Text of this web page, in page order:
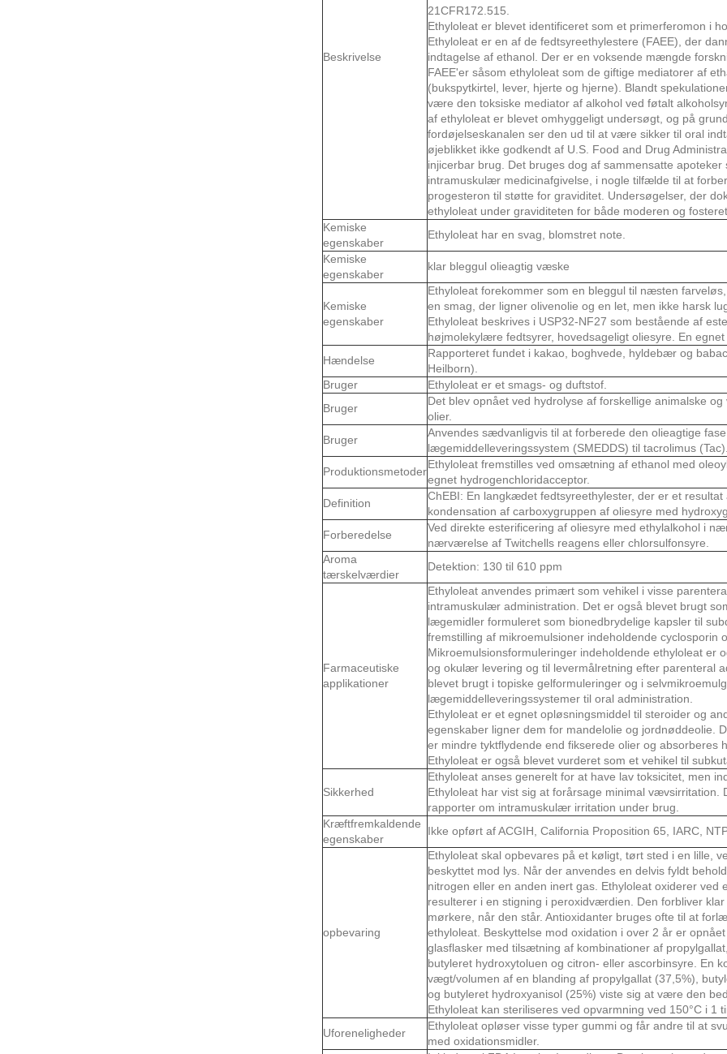
Beskrivelse
21CFR172.515.
Ethyloleat er blevet identificeret som et primerferomon i
Ethyloleat er en af ​​de fedtsyreethylestere (FAEE), der
indtagelse af ethanol. Der er en voksende mængde
FAEE'er såsom ethyloleat som de giftige mediatorer af
(bukspytkirtel, lever, hjerte og hjerne). Blandt
være den toksiske mediator af alkohol ved føtalt
af ethyloleat er blevet omhyggeligt undersøgt, og på
fordøjelseskanalen ser den ud til at være sikker til oral
øjeblikket ikke godkendt af U.S. Food and Drug
injicerbar brug. Det bruges dog af sammensatte apoteker
intramuskulær medicinafgivelse, i nogle tilfælde til at
progesteron til støtte for graviditet. Undersøgelser, der
ethyloleat under graviditeten for både moderen og
Kemiske
egenskaber
Ethyloleat har en svag, blomstret note.
Kemiske
egenskaber
klar bleggul olieagtig væske
Kemiske
egenskaber
Ethyloleat forekommer som en bleggul til næsten
en smag, der ligner olivenolie og en let, men ikke harsk
Ethyloleat beskrives i USP32-NF27 som bestående af
højmolekylære fedtsyrer, hovedsageligt oliesyre. En egnet
Hændelse
Rapporteret fundet i kakao, boghvede, hyldebær og
Heilborn).
Bruger
Ethyloleat er et smags- og duftstof.
Bruger
Det blev opnået ved hydrolyse af forskellige animalske
olier.
Bruger
Anvendes sædvanligvis til at forberede den olieagtige
lægemiddelleveringssystem (SMEDDS) til tacrolimus (Tac).
Produktionsmetoder
Ethyloleat fremstilles ved omsætning af ethanol med
egnet hydrogenchloridacceptor.
Definition
ChEBI: En langkædet fedtsyreethylester, der er et resultat
kondensation af carboxygruppen af ​​oliesyre med
Forberedelse
Ved direkte esterificering af oliesyre med ethylalkohol i
nærværelse af Twitchells reagens eller chlorsulfonsyre.
Aroma
tærskelværdier
Detektion: 130 til 610 ppm
Farmaceutiske
applikationer
Ethyloleat anvendes primært som vehikel i visse
intramuskulær administration. Det er også blevet brugt
lægemidler formuleret som bionedbrydelige kapsler til
fremstilling af mikroemulsioner indeholdende cyclosporin
Mikroemulsionsformuleringer indeholdende ethyloleat er
og okulær levering og til levermålretning efter parenteral
blevet brugt i topiske gelformuleringer og i
lægemiddelleveringssystemer til oral administration.
Ethyloleat er et egnet opløsningsmiddel til steroider og
egenskaber ligner dem for mandelolie og jordnøddeolie.
er mindre tyktflydende end fikserede olier og absorberes
Ethyloleat er også blevet vurderet som et vehikel til
Sikkerhed
Ethyloleat anses generelt for at have lav toksicitet, men
Ethyloleat har vist sig at forårsage minimal vævsirritation.
rapporter om intramuskulær irritation under brug.
Kræftfremkaldende
egenskaber
Ikke opført af ACGIH, California Proposition 65, IARC,
opbevaring
Ethyloleat skal opbevares på et køligt, tørt sted i en lille,
beskyttet mod lys. Når der anvendes en delvis fyldt
nitrogen eller en anden inert gas. Ethyloleat oxiderer ved
resulterer i en stigning i peroxidværdien. Den forbliver
mørkere, når den står. Antioxidanter bruges ofte til at
ethyloleat. Beskyttelse mod oxidation i over 2 år er
glasflasker med tilsætning af kombinationer af
butyleret hydroxytoluen og citron- eller ascorbinsyre. En
vægt/volumen af ​​en blanding af propylgallat (37,5%),
og butyleret hydroxyanisol (25%) viste sig at være den
Ethyloleat kan steriliseres ved opvarmning ved 150°C i 1
Uforeneligheder
Ethyloleat opløser visse typer gummi og får andre til at
med oxidationsmidler.